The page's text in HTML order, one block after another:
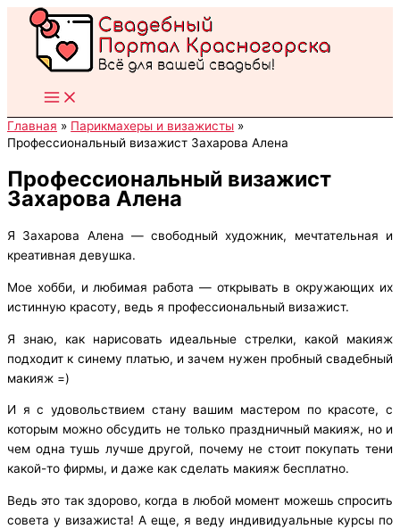
Перейти
содержимому
Главная
Парикмахеры и визажисты
Профессиональный визажист Захарова Алена
Профессиональный визажист
Захарова Алена
Я Захарова Алена — свободный художник, мечтательная и
креативная девушка.
Мое хобби, и любимая работа — открывать в окружающих их
истинную красоту, ведь я профессиональный визажист.
Я знаю, как нарисовать идеальные стрелки, какой макияж
подходит к синему платью, и зачем нужен пробный свадебный
макияж =)
И я с удовольствием стану вашим мастером по красоте, с
которым можно обсудить не только праздничный макияж, но и
чем одна тушь лучше другой, почему не стоит покупать тени
какой-то фирмы, и даже как сделать макияж бесплатно.
Ведь это так здорово, когда в любой момент можешь спросить
совета у визажиста! А еще, я веду индивидуальные курсы по